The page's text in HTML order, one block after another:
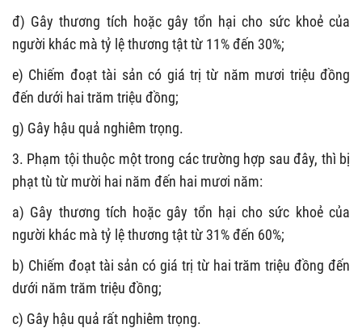
đ) Gây thương tích hoặc gây tổn hại cho sức khoẻ của
người khác mà tỷ lệ thương tật từ 11% đến 30%;
e) Chiếm đoạt tài sản có giá trị từ năm mươi triệu đồng
đến dưới hai trăm triệu đồng;
g) Gây hậu quả nghiêm trọng.
3. Phạm tội thuộc một trong các trường hợp sau đây, thì bị
phạt tù từ mười hai năm đến hai mươi năm:
a) Gây thương tích hoặc gây tổn hại cho sức khoẻ của
người khác mà tỷ lệ thương tật từ 31% đến 60%;
b) Chiếm đoạt tài sản có giá trị từ hai trăm triệu đồng đến
dưới năm trăm triệu đồng;
c) Gây hậu quả rất nghiêm trọng.